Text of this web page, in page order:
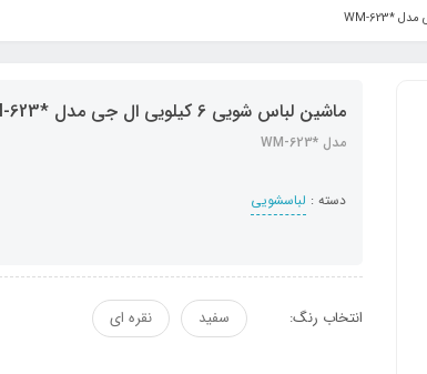
ماشین لباس شویی 6 کیلویی ال جی مدل *WM-623
مدل *WM-623
دسته : لباسشویی
انتخاب رنگ: سفید نقره ای